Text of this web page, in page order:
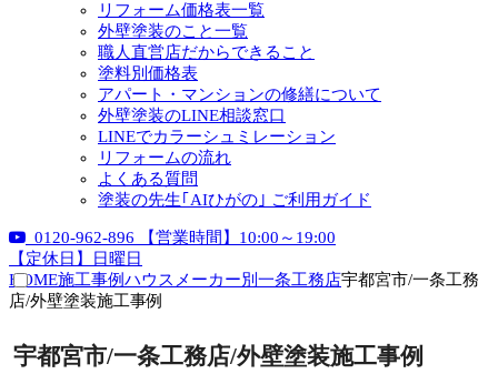
リフォーム価格表一覧
外壁塗装のこと一覧
職人直営店だからできること
塗料別価格表
アパート・マンションの修繕について
外壁塗装のLINE相談窓口
LINEでカラーシュミレーション
リフォームの流れ
よくある質問
塗装の先生｢AIひがの｣ ご利用ガイド
0120-962-896
【営業時間】10:00～19:00
【定休日】日曜日
HOME施工事例ハウスメーカー別 一条工務店宇都宮市/一条工務
店/外壁塗装施工事例
宇都宮市/一条工務店/外壁塗装施工事例